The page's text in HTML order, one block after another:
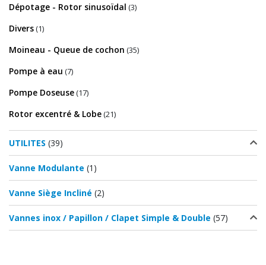
Dépotage - Rotor sinusoïdal (3)
Divers(1)
Moineau - Queue de cochon (35)
Pompe à eau (7)
Pompe Doseuse(17)
Rotor excentré & Lobe(21)
UTILITES (39)
Vanne Modulante (1)
Vanne Siège Incliné (2)
Vannes inox / Papillon / Clapet Simple & Double (57)